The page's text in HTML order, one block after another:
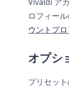
ロフィー
ウントプ
オプシ
プリセッ